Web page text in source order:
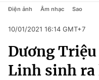
Chuyên mục
Chính trị
Chính trị
Pháp luật
Kinh tế
Thể thao
Truyền hình
Điện ảnh Âm nhạc Sao
10/01/2021 16:14 GMT+7
Dương
Linh sinh